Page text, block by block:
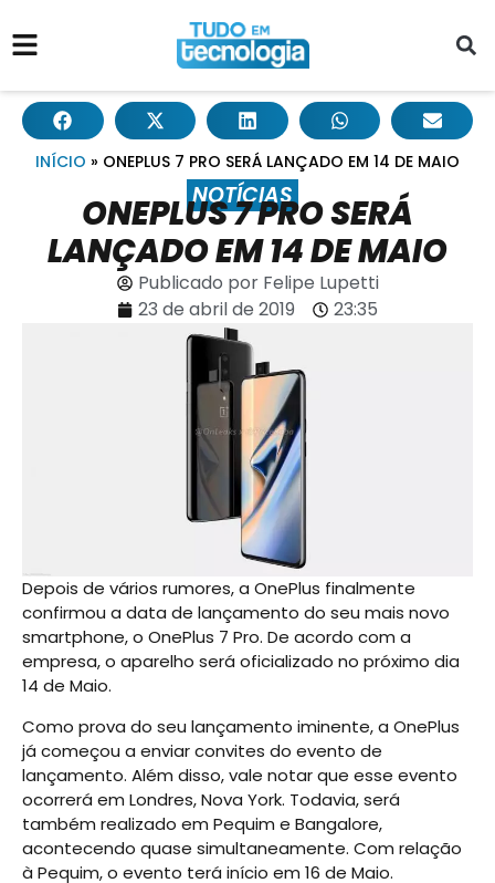
INÍCIO » ONEPLUS 7 PRO SERÁ LANÇADO EM 14 DE MAIO
NOTÍCIAS
ONEPLUS 7 PRO SERÁ
LANÇADO EM 14 DE MAIO
Publicado porFelipe Lupetti
23 de abril de 2019
23:35
Depois de vários rumores, a OnePlus finalmente
confirmou a data de lançamento do seu mais novo
smartphone, o OnePlus 7 Pro. De acordo com a
empresa, o aparelho será oficializado no próximo dia
14 de Maio.
Como prova do seu lançamento iminente, a OnePlus
já começou a enviar convites do evento de
lançamento. Além disso, vale notar que esse evento
ocorrerá em Londres, Nova York. Todavia, será
também realizado em Pequim e Bangalore,
acontecendo quase simultaneamente. Com relação
à Pequim, o evento terá início em 16 de Maio.